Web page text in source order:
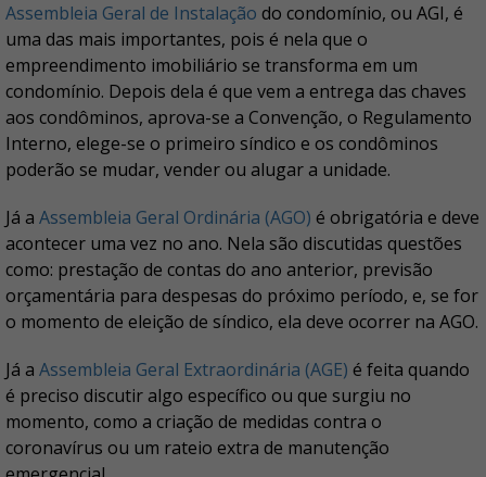
Assembleia Geral de Instalação do condomínio, ou AGI, é
uma das mais importantes, pois é nela que o
empreendimento imobiliário se transforma em um
condomínio. Depois dela é que vem a entrega das chaves
aos condôminos, aprova-se a Convenção, o Regulamento
Interno, elege-se o primeiro síndico e os condôminos
poderão se mudar, vender ou alugar a unidade.
Já a Assembleia Geral Ordinária (AGO) é obrigatória e deve
acontecer uma vez no ano. Nela são discutidas questões
como: prestação de contas do ano anterior, previsão
orçamentária para despesas do próximo período, e, se for
o momento de eleição de síndico, ela deve ocorrer na AGO.
Já a Assembleia Geral Extraordinária (AGE) é feita quando
é preciso discutir algo específico ou que surgiu no
momento, como a criação de medidas contra o
coronavírus ou um rateio extra de manutenção